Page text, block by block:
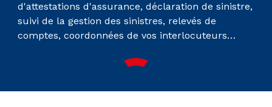
d'attestations d'assurance, déclaration de sinistre,
suivi de la gestion des sinistres, relevés de
comptes, coordonnées de vos interlocuteurs…